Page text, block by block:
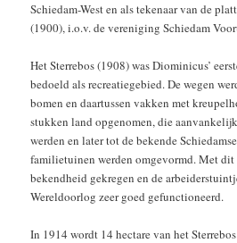
Schiedam-West en als tekenaar van de
(1900), i.o.v. de vereniging Schiedam
Het Sterrebos (1908) was Diominicus’
bedoeld als recreatiegebied. De wegen
bomen en daartussen vakken met
stukken land opgenomen, die
werden en later tot de bekende
familietuinen werden omgevormd. Met
bekendheid gekregen en de
Wereldoorlog zeer goed gefunctioneerd.
In 1914 wordt 14 hectare van het